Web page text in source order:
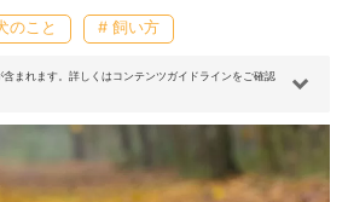
のこと # 飼い方
まれます。詳しくはコンテンツガイドラインをご確認